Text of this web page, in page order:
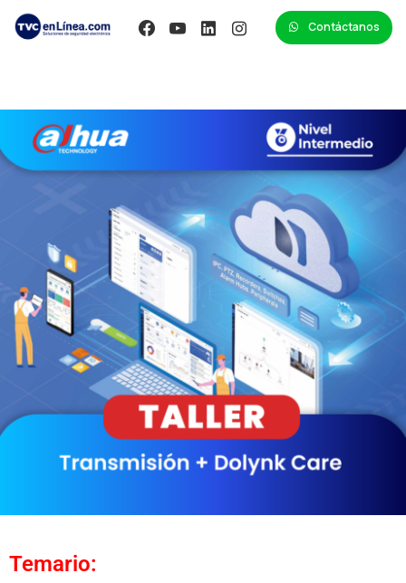
Contáctanos
Temario: